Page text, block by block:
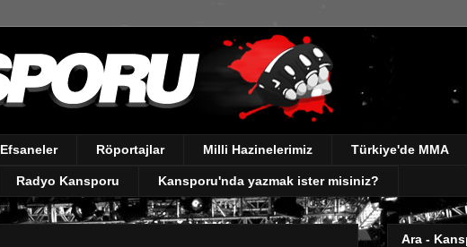
Efsaneler Röportajlar Milli Hazinelerimiz Türkiye'de MMA
Radyo Kansporu Kansporu'nda yazmak ister misiniz?
Ara -